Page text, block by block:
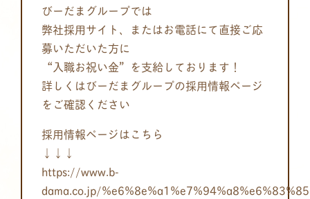
びーだまグループでは
弊社採用サイト、またはお電話にて直接ご応
募いただいた方に
“入職お祝い金”を支給しております！
詳しくはびーだまグループの採用情報ページ
をご確認ください
採用情報ページはこちら
↓↓↓
https://www.b-
dama.co.jp/